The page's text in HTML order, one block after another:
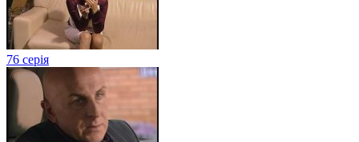
76 серія